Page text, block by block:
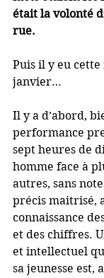
était la volonté
rue.
Puis il y eu
janvier…
Il y a d’abord,
performance
sept heures de
homme face à
autres, sans
précis maitrisé,
connaissance
et des chiffres.
et intellectuel
sa jeunesse est,